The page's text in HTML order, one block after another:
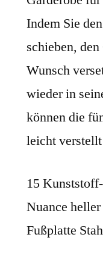
Indem Sie
schieben,
Wunsch
wieder in
können die
leicht
15
Nuance
Fußplatte